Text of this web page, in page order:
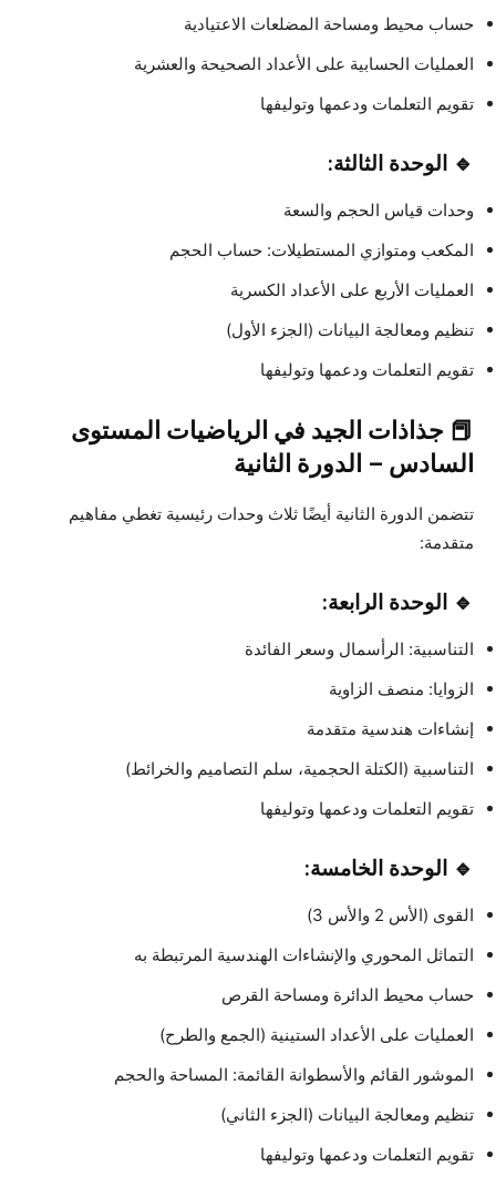
حساب محيط ومساحة المضلعات الاعتيادية
العمليات الحسابية على الأعداد الصحيحة والعشرية
تقويم التعلمات ودعمها وتوليفها
🔹 الوحدة الثالثة:
وحدات قياس الحجم والسعة
المكعب ومتوازي المستطيلات: حساب الحجم
العمليات الأربع على الأعداد الكسرية
تنظيم ومعالجة البيانات (الجزء الأول)
تقويم التعلمات ودعمها وتوليفها
📕 جذاذات الجيد في الرياضيات المستوى
السادس – الدورة الثانية
تتضمن الدورة الثانية أيضًا ثلاث وحدات رئيسية تغطي مفاهيم
متقدمة:
🔹 الوحدة الرابعة:
التناسبية: الرأسمال وسعر الفائدة
الزوايا: منصف الزاوية
إنشاءات هندسية متقدمة
التناسبية (الكتلة الحجمية، سلم التصاميم والخرائط)
تقويم التعلمات ودعمها وتوليفها
🔹 الوحدة الخامسة:
القوى (الأس 2 والأس 3)
التماثل المحوري والإنشاءات الهندسية المرتبطة به
حساب محيط الدائرة ومساحة القرص
العمليات على الأعداد الستينية (الجمع والطرح)
الموشور القائم والأسطوانة القائمة: المساحة والحجم
تنظيم ومعالجة البيانات (الجزء الثاني)
تقويم التعلمات ودعمها وتوليفها